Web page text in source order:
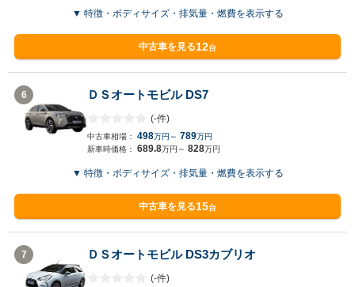
▼ 特徴・ボディサイズ・排気量・燃費を表示する
中古車を見る12台
6 ＤＳオートモビル DS7
(-件)
中古車相場： 498万円～ 789万円
新車時価格： 689.8万円～ 828万円
▼ 特徴・ボディサイズ・排気量・燃費を表示する
中古車を見る15台
7 ＤＳオートモビル DS3カブリオ
(-件)